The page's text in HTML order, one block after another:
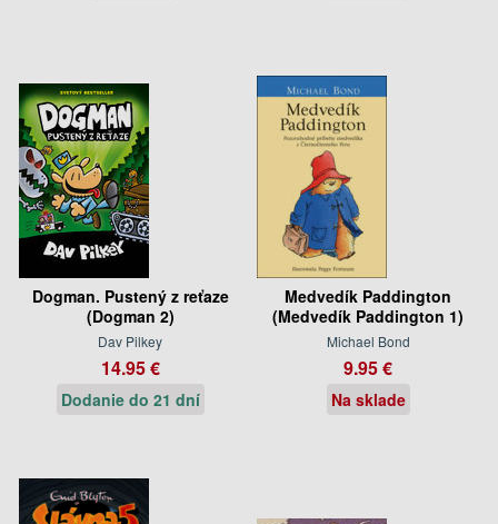
Dogman. Pustený z reťaze
(Dogman 2)
Dav Pilkey
14.95 €
Dodanie do 21 dní
Medvedík Paddington
(Medvedík Paddington 1)
Michael Bond
9.95 €
Na sklade